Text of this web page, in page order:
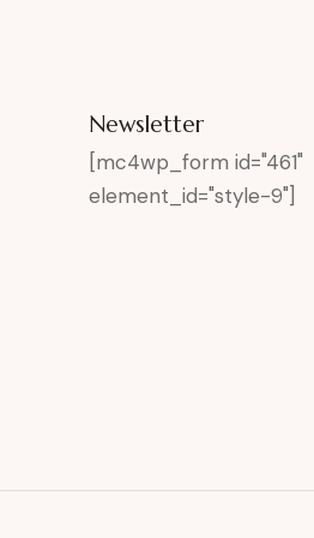
Newsletter
[mc4wp_form id="461"
element_id="style-9"]